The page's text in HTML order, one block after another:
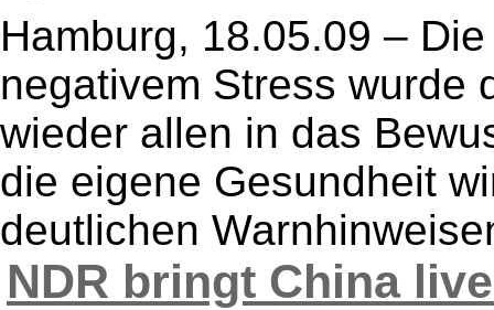
Hamburg, 18.05.09 –
negativem Stress wurde
wieder allen in das
die eigene Gesundheit
deutlichen
NDR bringt China